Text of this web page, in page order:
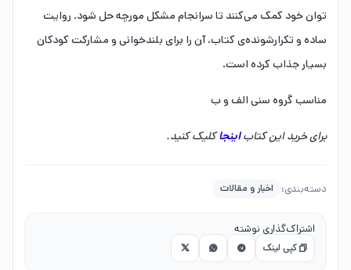
توان خود کمک می‌کنند تا سرانجام مشکل مورچه حل شود. روایت
ساده و تکرارشونده‌ی کتاب، آن را برای بلندخوانی و مشارکت کودکان
بسیار جذاب کرده است.
مناسب گروه سنی الف و ب
برای خرید این کتاباینجاکلیک کنید.
دسته‌بندی: اخبار و مقالات
اشتراک‌گذاری نوشته
کپی لینک